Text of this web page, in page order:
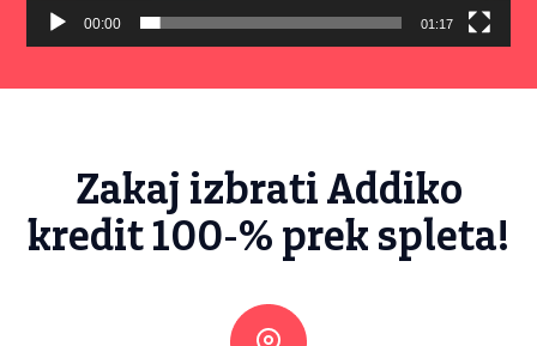
00:00 01:17
Zakaj izbrati Addiko
kredit 100-% prek spleta!